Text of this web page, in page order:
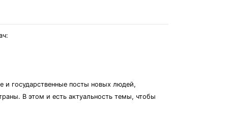
и государственные посты новых людей,
В этом и есть актуальность темы, чтобы